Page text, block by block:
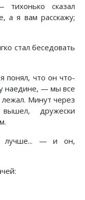
сказал
а я вам расскажу;
стал беседовать
понял, что он что-
наедине, — мы все
Минут через
дружески
лучше... — и он,